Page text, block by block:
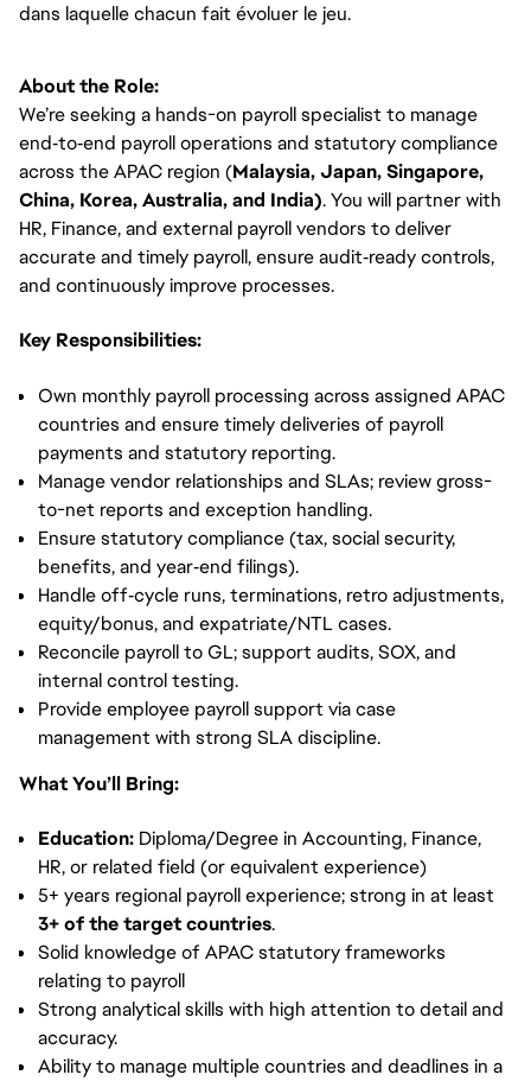
dans laquelle chacun fait évoluer le jeu.
About the Role:
We’re seeking a hands-on payroll specialist to manage
end‑to‑end payroll operations and statutory compliance
across the APAC region (Malaysia, Japan, Singapore,
China, Korea, Australia, and India). You will partner with
HR, Finance, and external payroll vendors to deliver
accurate and timely payroll, ensure audit‑ready controls,
and continuously improve processes.
Key Responsibilities:
Own monthly payroll processing across assigned APAC
countries and ensure timely deliveries of payroll
payments and statutory reporting.
Manage vendor relationships and SLAs; review gross-
to-net reports and exception handling.
Ensure statutory compliance (tax, social security,
benefits, and year‑end filings).
Handle off‑cycle runs, terminations, retro adjustments,
equity/bonus, and expatriate/NTL cases.
Reconcile payroll to GL; support audits, SOX, and
internal control testing.
Provide employee payroll support via case
management with strong SLA discipline.
What You’ll Bring:
Education: Diploma/Degree in Accounting, Finance,
HR, or related field (or equivalent experience)
5+ years regional payroll experience; strong in at least
3+ of the target countries.
Solid knowledge of APAC statutory frameworks
relating to payroll
Strong analytical skills with high attention to detail and
accuracy.
Ability to manage multiple countries and deadlines in a